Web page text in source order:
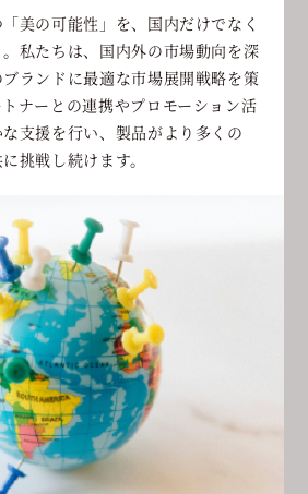
美の可能性」を、国内だけでなく
私たちは、国内外の市場動向を深
ランドに最適な市場展開戦略を策
ナーとの連携やプロモーション活
支援を行い、製品がより多くの
挑戦し続けます。